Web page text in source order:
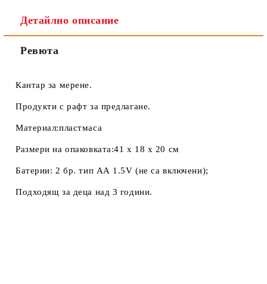
Детайлно описание
Ревюта
Кантар за мерене.
Продукти с рафт за предлагане.
Материал:пластмаса
Размери на опаковката:41 х 18 х 20 см
Батерии: 2 бр. тип АА 1.5V (не са включени);
Подходящ за деца над 3 години.